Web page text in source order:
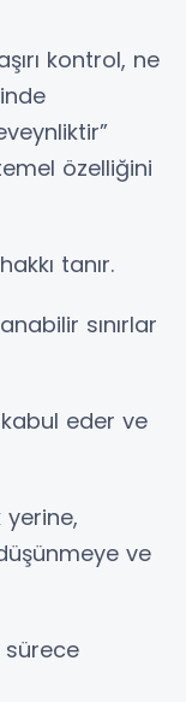
kontrol, ne
özelliğini
tanır.
sınırlar
eder ve
ve
sürece